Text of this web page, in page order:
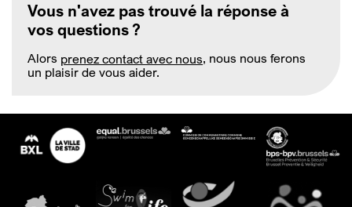
sexuels/#notions-de-base
https://www.zanzu.be/fr
sexuels/#notions-de-base
https://www.exaequo.be/fr/safer-sex
https://www.genrespluriels.be/Guide-
Vous n'avez pas trouvé la réponse à
vos questions ?
Alors prenez contact avec nous, nous nous ferons
un plaisir de vous aider.